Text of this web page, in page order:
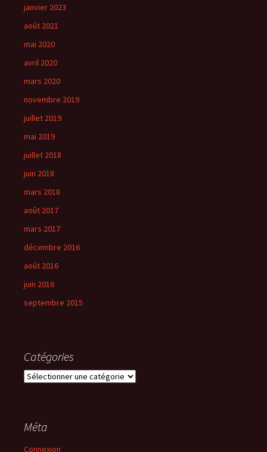
janvier 2023
août 2021
mai 2020
avril 2020
mars 2020
novembre 2019
juillet 2019
mai 2019
juillet 2018
juin 2018
mars 2018
août 2017
mars 2017
décembre 2016
août 2016
juin 2016
septembre 2015
Catégories
Catégories
Méta
Connexion